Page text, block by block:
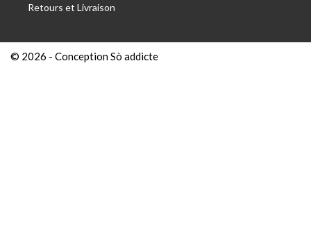
Retours et Livraison
© 2026 - Conception Sò addicte